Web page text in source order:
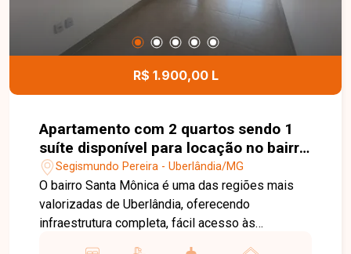
R$ 1.900,00 L
Apartamento com 2 quartos sendo 1
suíte disponível para locação no bairro
Santa Mônica em Uberlândia-MG
Segismundo Pereira - Uberlândia/MG
O bairro Santa Mônica é uma das regiões mais
valorizadas de Uberlândia, oferecendo
infraestrutura completa, fácil acesso às